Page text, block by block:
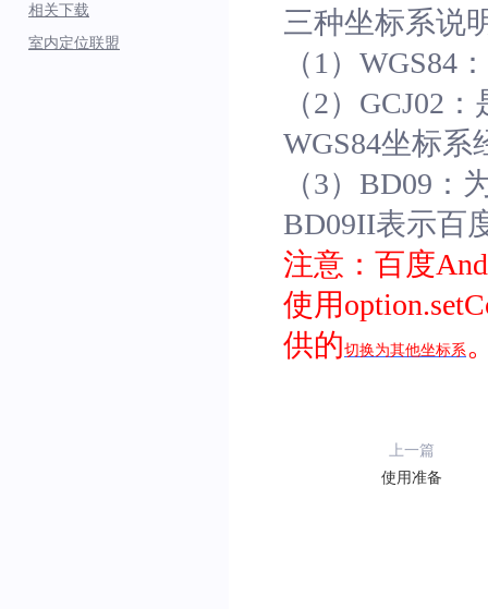
相关下载
室内定位联盟
三种坐标系说
（1）WGS84
（2）GCJ02
WGS84坐标
（3）BD09
BD09II表示百
注意：百度
使用
供的切换为其他坐标系
上一篇
使用准备